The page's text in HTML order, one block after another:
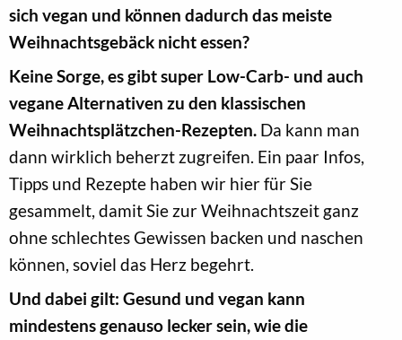
sich vegan und können dadurch das meiste
Weihnachtsgebäck nicht essen?
Keine Sorge, es gibt super Low-Carb- und auch
vegane Alternativen zu den klassischen
Weihnachtsplätzchen-Rezepten. Da kann man
dann wirklich beherzt zugreifen. Ein paar Infos,
Tipps und Rezepte haben wir hier für Sie
gesammelt, damit Sie zur Weihnachtszeit ganz
ohne schlechtes Gewissen backen und naschen
können, soviel das Herz begehrt.
Und dabei gilt: Gesund und vegan kann
mindestens genauso lecker sein, wie die